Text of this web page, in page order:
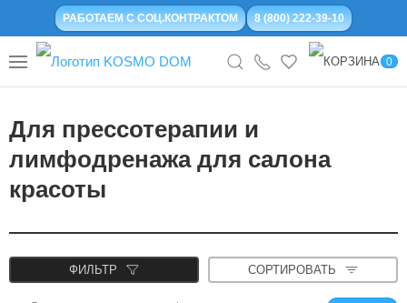
РАБОТАЕМ С СОЦ.КОНТРАКТОМ 8 (800) 222-39-10
0
Для прессотерапии и
лимфодренажа для салона
красоты
ФИЛЬТР СОРТИРОВАТЬ